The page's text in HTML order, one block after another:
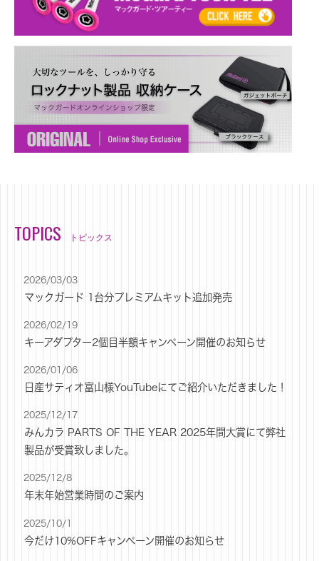
TOPICS トピックス
2026/03/03
マックガード 1台分プレミアムキット追加発売
2026/02/19
キーアダプター2個目半額キャンペーン開催のお知らせ
2026/01/06
日産サティオ富山様YouTubeにてご紹介いただきました！
2025/12/17
みんカラ PARTS OF THE YEAR 2025年間大賞にて弊社
製品が受賞致しました。
2025/12/8
年末年始営業時間のご案内
2025/10/1
今だけ10%OFFキャンペーン開催のお知らせ